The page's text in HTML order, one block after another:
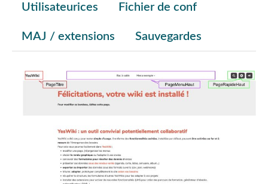
Utilisateurices Fichier de conf
MAJ / extensions Sauvegardes